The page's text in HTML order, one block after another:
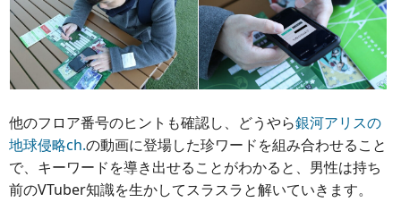
他のフロア番号のヒントも確認し、どうやら銀河アリスの
地球侵略ch.の動画に登場した珍ワードを組み合わせること
で、キーワードを導き出せることがわかると、男性は持ち
前のVTuber知識を生かしてスラスラと解いていきます。